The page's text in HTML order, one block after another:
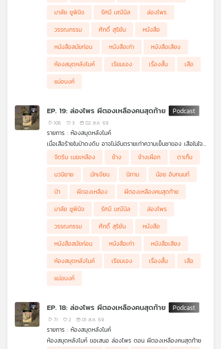
เกี่ยว
กับ
เครือ
ข่าย
มาลัย ชูพินิจ
รัศมี มณีนิล
ล่องไพร
วรรณกรรม
ศักดิ์ สุริยัน
หนังสือ
หนังสือสมัยก่อน
หนังสือเก่า
หนังสือเสียง
ห้องสมุดหลังไมค์
เรียมเอง เรื่องสั้น
เสือ
แม่อนงค์
EP. 19: ล่องไพร ผีตองเหลืองคนสุดท้าย
106 3 02 ส.ค. 69
รายการ : ห้องสมุดหลังไมค์
เมื่อเสือร้ายในป่าดงดิบ อาจไม่อันตรายเท่าความเย็นชาของ เสือในใจ
ร้อยเอกเกรียง
ศักดิ์ศักดิ์ ตาเกิ๊น และ นายทหารเรือง ซุ่มนั่งห้างเฝ้ารอจะจัดการเสือ
ร้าย กลางความมืดมิด แต่ท่ามกลางความเงียบสงัด สีฟ้า ผีตอง
เหลืองคนสุดท้ายได้เสี่ยงอันตราย เพื่อตามหาชายที่เธอรักอย่างร้อย
เอกเกรียง เหตุการณ์จะเป็นอย่างไรต่อไป ติดตามใน ห้องสมุดหลัง
จิตริน เมฆเหลือง ช้าง ช้างเผือก
ตาเกิ้น
นวนิยาย
นักเขียน นิทาน
น้อย อินทนนท์
ป่า
ผีตองเหลือง
ผีตองเหลืองคนสุดท้าย
มาลัย ชูพินิจ
รัศมี มณีนิล
ล่องไพร
วรรณกรรม
ศักดิ์ สุริยัน
หนังสือ
หนังสือสมัยก่อน
หนังสือเก่า
หนังสือเสียง
ห้องสมุดหลังไมค์
เรียมเอง เรื่องสั้น
เสือ
แม่อนงค์
EP. 18: ล่องไพร ผีตองเหลืองคนสุดท้าย
71 2 01 ส.ค. 69
รายการ : ห้องสมุดหลังไมค์
ห้องสมุดหลังไมค์ ขอเสนอ ล่องไพร ตอน ผีตองเหลืองคนสุดท้าย